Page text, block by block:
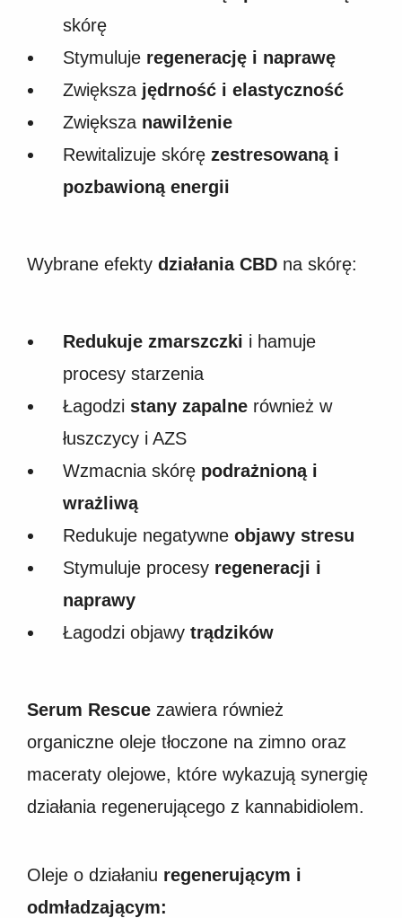
skórę
Stymuluje regenerację i naprawę
Zwiększa jędrność i elastyczność
Zwiększa nawilżenie
Rewitalizuje skórę zestresowaną i
pozbawioną energii
Wybrane efekty działania CBD na skórę:
Redukuje zmarszczki i hamuje
procesy starzenia
Łagodzi stany zapalne również w
łuszczycy i AZS
Wzmacnia skórę podrażnioną i
wrażliwą
Redukuje negatywne objawy stresu
Stymuluje procesy regeneracji i
naprawy
Łagodzi objawy trądzików
Serum Rescue zawiera również
organiczne oleje tłoczone na zimno oraz
maceraty olejowe, które wykazują synergię
działania regenerującego z kannabidiolem.
Oleje o działaniu regenerującym i
odmładzającym: